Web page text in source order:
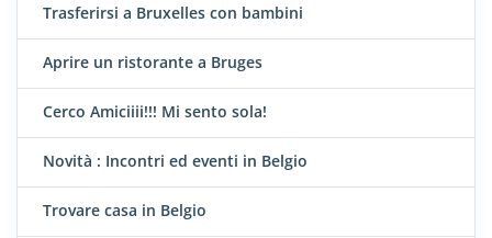
Trasferirsi a Bruxelles con bambini
Aprire un ristorante a Bruges
Cerco Amiciiii!!! Mi sento sola!
Novità : Incontri ed eventi in Belgio
Trovare casa in Belgio